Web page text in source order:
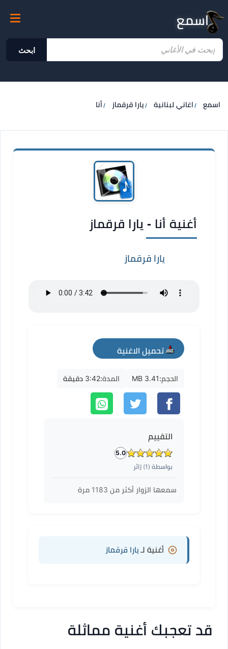
اسمع
ابحث
اسمع اغاني لبنانية يارا قرقماز أنا
أغنية أنا - يارا قرقماز
يارا قرقماز
تحميل الاغنية
mp3
الحجم:3.41 MB المدة:3:42 دقيقة
التقييم
5.0
بواسطة ( 1) زائر
سمعها الزوار أكثر من 1183 مرة
أغنية لـ يارا قرقماز
قد تعجبك أغنية مماثلة